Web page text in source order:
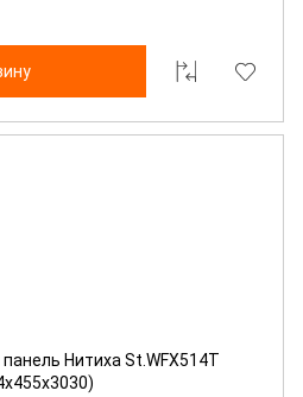
Нитиха St.WFX514T